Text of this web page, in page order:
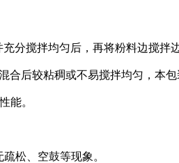
分搅拌均匀后，再将粉料边搅拌
合后较粘稠或不易搅拌均匀，本包
能。
松、空鼓等现象。